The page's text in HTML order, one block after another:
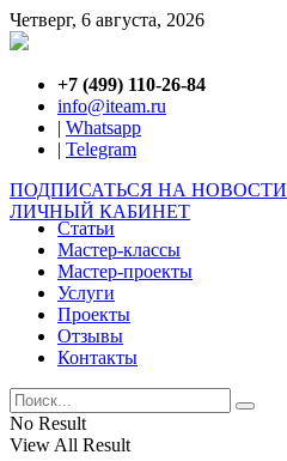
Четверг, 6 августа, 2026
+7 (499) 110-26-84
info@iteam.ru
| Whatsapp
| Telegram
ПОДПИСАТЬСЯ НА НОВОСТИ
ЛИЧНЫЙ КАБИНЕТ
Статьи
Мастер-классы
Мастер-проекты
Услуги
Проекты
Отзывы
Контакты
No Result
View All Result